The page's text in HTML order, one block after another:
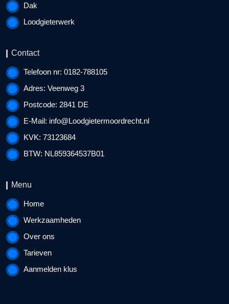
Dak
Loodgieterwerk
Contact
Telefoon nr: 0182-788105
Adres: Veenweg 3
Postcode: 2841 DE
E-Mail: info@Loodgietermoordrecht.nl
KVK: 73123684
BTW: NL859364537B01
Menu
Home
Werkzaamheden
Over ons
Tarieven
Aanmelden klus